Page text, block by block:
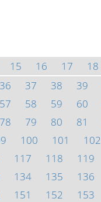
15 16 17 18
36 37 38 39
57 58 59 60
78 79 80 81
100 101 102
117 118 119
134 135 136
151 152 153